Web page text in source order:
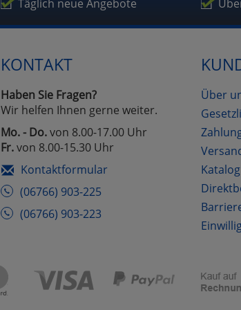
Täglich neue Angebote
KONTAKT
Haben Sie Fragen?
Wir helfen Ihnen gerne weiter.
Mo. - Do.von 8.00-17.00 Uhr
Fr.von 8.00-15.30 Uhr
Kontaktformular
(06766) 903-225
(06766) 903-223
Über